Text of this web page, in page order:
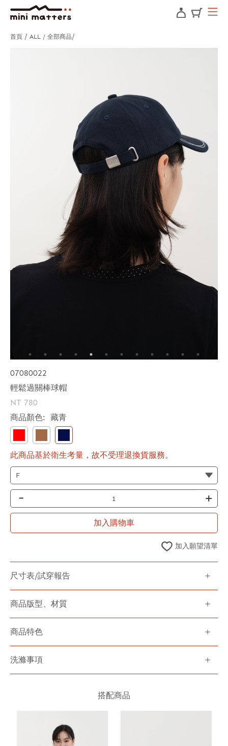
首頁 ALL / 全部商品
07080022
輕鬆過關棒球帽
NT 780
商品顏色: 藏青
此商品基於衛生考量，故不受理退換貨服務。
- +
加入購物車
加入願望清單
尺寸表/試穿報告
商品版型、材質
商品特色
洗滌事項
搭配商品